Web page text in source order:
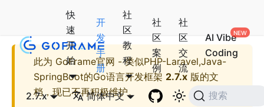
快
速
开
始
开
发
手
册
社
区
教
程
社
区
案
例
社
区
交
流
AI Vibe
Coding
2.7.x 简体中文 搜索
此为 GoFrame官网 - 类似PHP-Laravel,Java-
SpringBoot的Go语言开发框架 2.7.x 版的文
档，现已不再积极维护。